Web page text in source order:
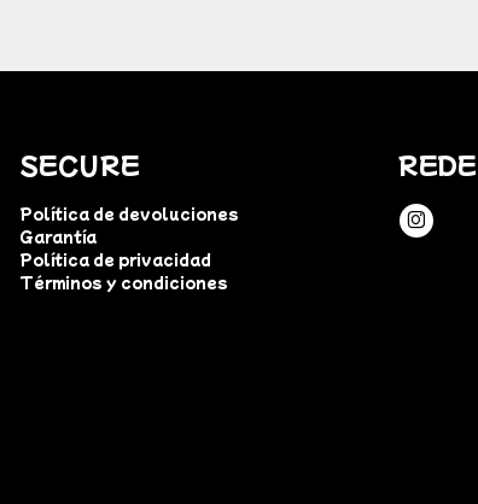
SECURE
Política de devoluciones
Garantía
Política de privacidad
Términos y condiciones